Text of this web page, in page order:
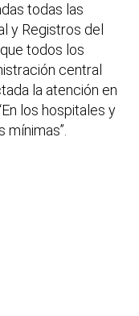
todas las
y Registros del
todos los
central
la atención en
los hospitales y
mínimas”.